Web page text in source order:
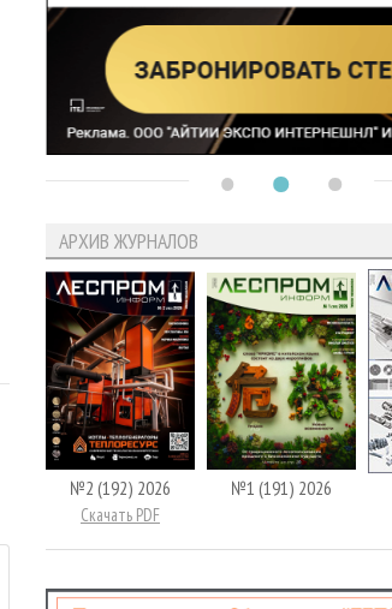
АРХИВ ЖУРНАЛОВ
№2 (192) 2026
Скачать PDF
№1 (191) 2026